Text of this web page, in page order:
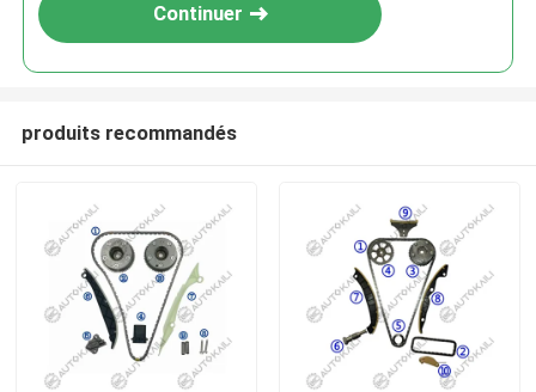
À la maison
Continuer
produits recommandés